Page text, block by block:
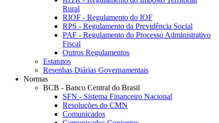
Rural
RIOF - Regulamento do IOF
RPS - Regulamento da Previdência Social
PAF - Regulamento do Processo Administrativo
Fiscal
Outros Regulamentos
Estatutos
Resenhas Diárias Governamentais
Normas
BCB - Banco Central do Brasil
SFN - Sistema Financeiro Nacional
Resoluções do CMN
Comunicados